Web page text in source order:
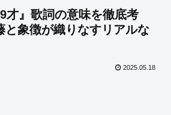
才』歌詞の意味を徹底考
と象徴が織りなすリアルな
2025.05.18